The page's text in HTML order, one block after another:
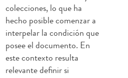
colecciones, lo que ha
hecho posible comenzar a
interpelar la condición que
posee el documento. En
este contexto resulta
relevante definir si